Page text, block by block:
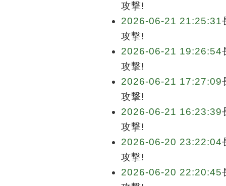
攻撃!
2026-06-21 21:25:31
攻撃!
2026-06-21 19:26:54
攻撃!
2026-06-21 17:27:09
攻撃!
2026-06-21 16:23:39
攻撃!
2026-06-20 23:22:04
攻撃!
2026-06-20 22:20:45